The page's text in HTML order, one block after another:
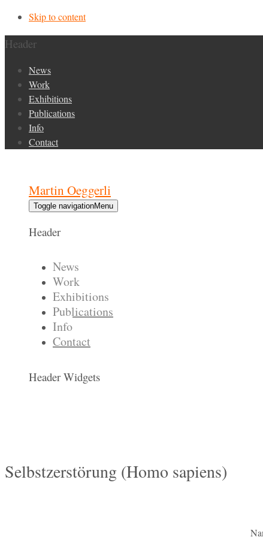
Skip to content
Header
News
Work
Exhibitions
Publications
Info
Contact
Martin Oeggerli
Toggle navigationMenu
Header
News
Work
Exhibitions
Publications
Info
Contact
Header Widgets
Selbstzerstörung (Homo sapiens)